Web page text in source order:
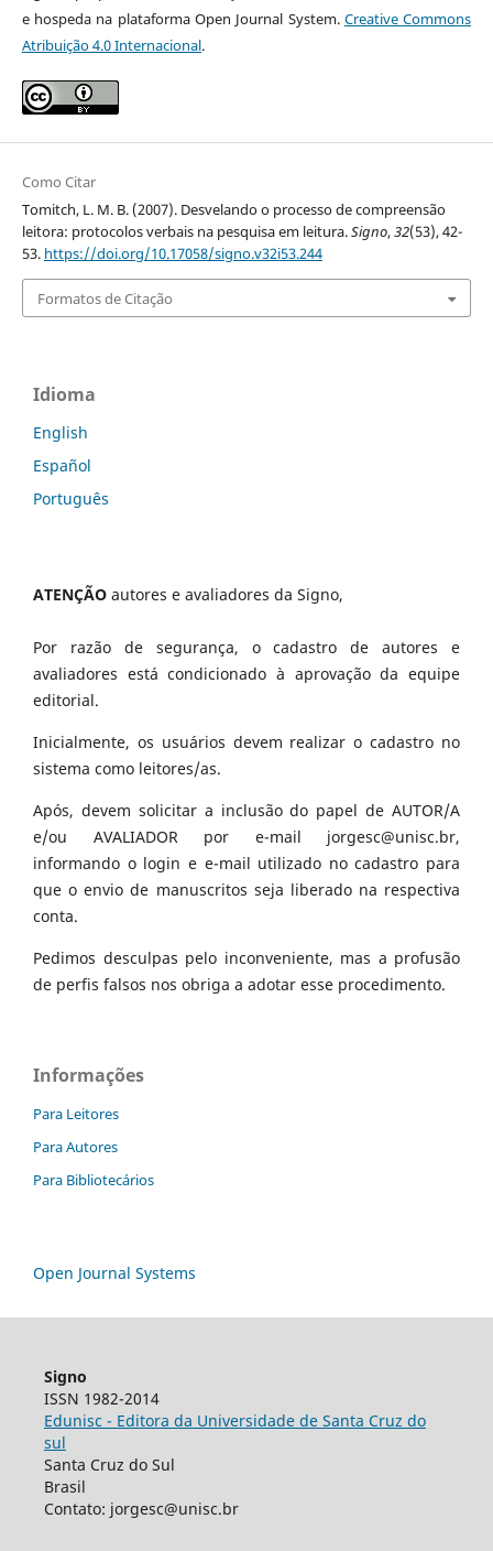
e hospeda na plataforma Open Journal System. Creative Commons
Atribuição 4.0 Internacional.
Como Citar
Tomitch, L. M. B. (2007). Desvelando o processo de compreensão
leitora: protocolos verbais na pesquisa em leitura.Signo,32(53), 42-
53. https://doi.org/10.17058/signo.v32i53.244
Formatos de Citação
Idioma
English
Español
Português
ATENÇÃO autores e avaliadores da Signo,
Por razão de segurança, o cadastro de autores e
avaliadores está condicionado à aprovação da equipe
editorial.
Inicialmente, os usuários devem realizar o cadastro no
sistema como leitores/as.
Após, devem solicitar a inclusão do papel de AUTOR/A
e/ou AVALIADOR por e-mail jorgesc@unisc.br,
informando o login e e-mail utilizado no cadastro para
que o envio de manuscritos seja liberado na respectiva
conta.
Pedimos desculpas pelo inconveniente, mas a profusão
de perfis falsos nos obriga a adotar esse procedimento.
Informações
Para Leitores
Para Autores
Para Bibliotecários
Open Journal Systems
Signo
ISSN 1982-2014
Edunisc - Editora da Universidade de Santa Cruz do
sul
Santa Cruz do Sul
Brasil
Contato: jorgesc@unisc.br